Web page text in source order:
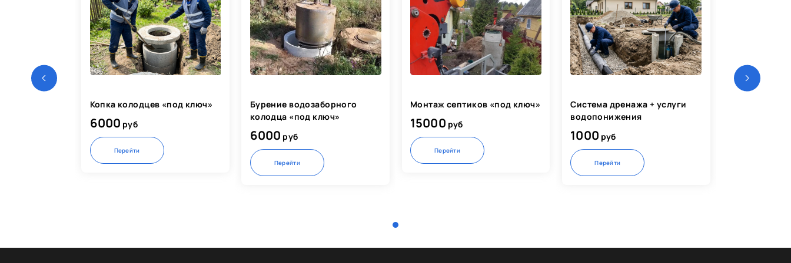
Копка колодцев «под ключ»
6000 руб
Перейти
Бурение водозаборного
колодца «под ключ»
6000 руб
Перейти
Монтаж септиков «под ключ»
15000 руб
Перейти
Система дренажа + услуги
водопонижения
1000 руб
Перейти